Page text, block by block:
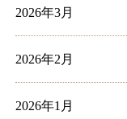
2026年3月
2026年2月
2026年1月